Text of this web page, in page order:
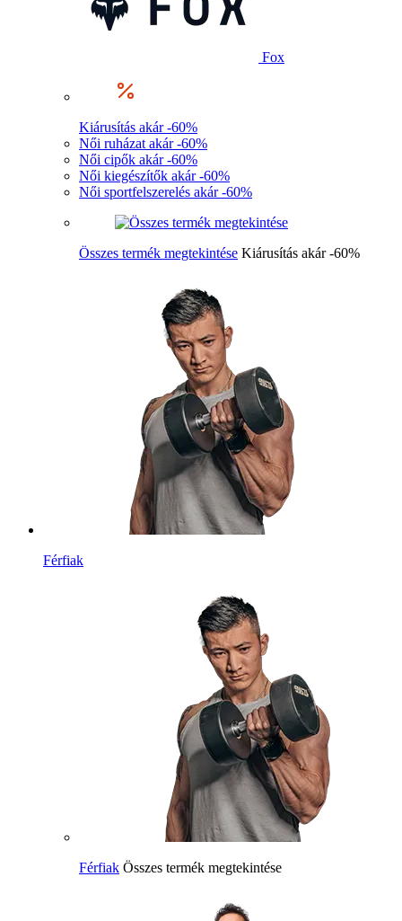
Fox
Kiárusítás akár -60%
Női ruházat akár -60%
Női cipők akár -60%
Női kiegészítők akár -60%
Női sportfelszerelés akár -60%
Összes termék megtekintése Kiárusítás akár -60%
Férfiak
Férfiak Összes termék megtekintése